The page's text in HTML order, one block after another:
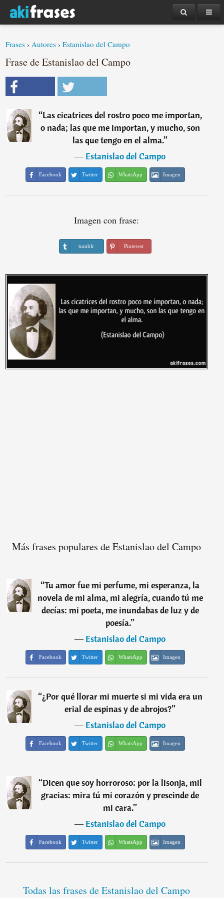
Frases ›Autores ›Estanislao del Campo
Frase de Estanislao del Campo
“Las cicatrices del rostro poco me importan,
o nada; las que me importan, y mucho, son
las que tengo en el alma.”
―Estanislao del Campo
Facebook Twitter WhatsApp Imagen
Imagen con frase:
tumblr Pinterest
Más frases populares de Estanislao del Campo
“Tu amor fue mi perfume, mi esperanza, la
novela de mi alma, mi alegría, cuando tú me
decías: mi poeta, me inundabas de luz y de
poesía.”
―Estanislao del Campo
Facebook Twitter WhatsApp Imagen
“¿Por qué llorar mi muerte si mi vida era un
erial de espinas y de abrojos?”
―Estanislao del Campo
Facebook Twitter WhatsApp Imagen
“Dicen que soy horroroso: por la lisonja, mil
gracias: mira tú mi corazón y prescinde de
mi cara.”
―Estanislao del Campo
Facebook Twitter WhatsApp Imagen
Todas las frases de Estanislao del Campo